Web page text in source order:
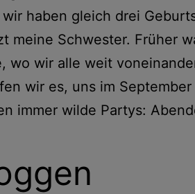
wir haben gleich drei
meine Schwester. Früher
wo wir alle weit
wir es, uns im
immer wilde Partys: